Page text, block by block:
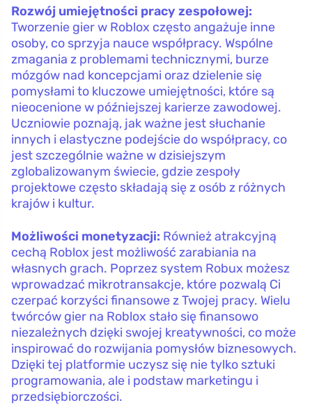
Rozwój umiejętności pracy zespołowej:
Tworzenie gier w Roblox często angażuje inne
osoby, co sprzyja nauce współpracy. Wspólne
zmagania z problemami technicznymi, burze
mózgów nad koncepcjami oraz dzielenie się
pomysłami to kluczowe umiejętności, które są
nieocenione w późniejszej karierze zawodowej.
Uczniowie poznają, jak ważne jest słuchanie
innych i elastyczne podejście do współpracy, co
jest szczególnie ważne w dzisiejszym
zglobalizowanym świecie, gdzie zespoły
projektowe często składają się z osób z różnych
krajów i kultur.
Możliwości monetyzacji: Również atrakcyjną
cechą Roblox jest możliwość zarabiania na
własnych grach. Poprzez system Robux możesz
wprowadzać mikrotransakcje, które pozwalą Ci
czerpać korzyści finansowe z Twojej pracy. Wielu
twórców gier na Roblox stało się finansowo
niezależnych dzięki swojej kreatywności, co może
inspirować do rozwijania pomysłów biznesowych.
Dzięki tej platformie uczysz się nie tylko sztuki
programowania, ale i podstaw marketingu i
przedsiębiorczości.